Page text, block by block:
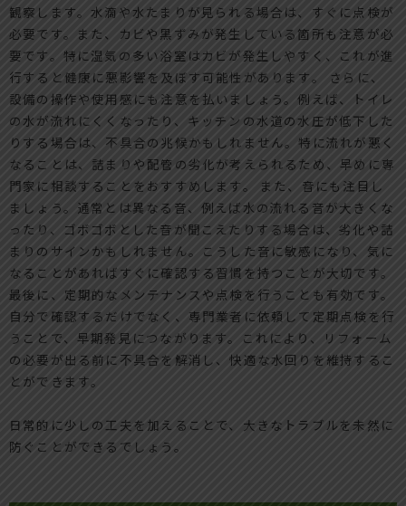
観察します。水滴や水たまりが見られる場合は、すぐに点検が
必要です。また、カビや黒ずみが発生している箇所も注意が必
要です。特に湿気の多い浴室はカビが発生しやすく、これが進
行すると健康に悪影響を及ぼす可能性があります。 さらに、
設備の操作や使用感にも注意を払いましょう。例えば、トイレ
の水が流れにくくなったり、キッチンの水道の水圧が低下した
りする場合は、不具合の兆候かもしれません。特に流れが悪く
なることは、詰まりや配管の劣化が考えられるため、早めに専
門家に相談することをおすすめします。 また、音にも注目し
ましょう。通常とは異なる音、例えば水の流れる音が大きくな
ったり、ゴボゴボとした音が聞こえたりする場合は、劣化や詰
まりのサインかもしれません。こうした音に敏感になり、気に
なることがあればすぐに確認する習慣を持つことが大切です。
最後に、定期的なメンテナンスや点検を行うことも有効です。
自分で確認するだけでなく、専門業者に依頼して定期点検を行
うことで、早期発見につながります。これにより、リフォーム
の必要が出る前に不具合を解消し、快適な水回りを維持するこ
とができます。
日常的に少しの工夫を加えることで、大きなトラブルを未然に
防ぐことができるでしょう。